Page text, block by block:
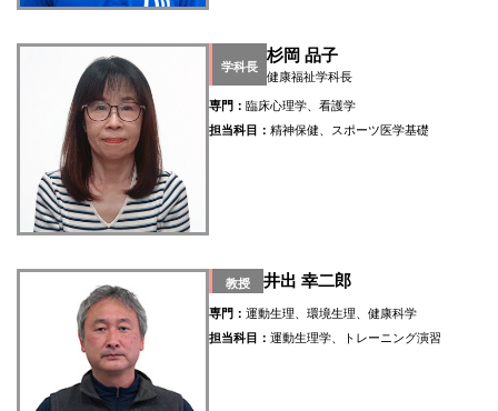
学科長
杉岡 品子
健康福祉学科長
専門：臨床心理学、看護学
担当科目：精神保健、スポーツ医学基礎
教授 井出 幸二郎
専門：運動生理、環境生理、健康科学
担当科目：運動生理学、トレーニング演習